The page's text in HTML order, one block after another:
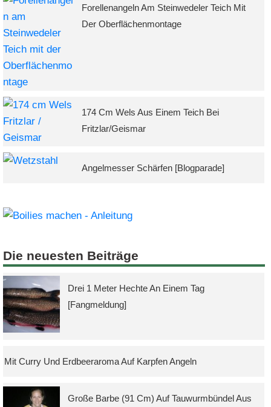
Forellenangeln Am Steinwedeler Teich Mit
Der Oberflächenmontage
174 Cm Wels Aus Einem Teich Bei
Fritzlar/Geismar
Angelmesser Schärfen [Blogparade]
Die neuesten Beiträge
Drei 1 Meter Hechte An Einem Tag
[Fangmeldung]
Mit Curry Und Erdbeeraroma Auf Karpfen Angeln
Große Barbe (91 Cm) Auf Tauwurmbündel Aus